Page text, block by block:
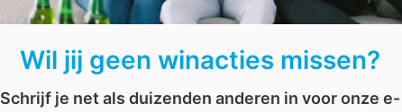
AFGELOPEN: Win
Wil jij geen winacties missen?
Schrijf je net als duizenden anderen in voor onze e-